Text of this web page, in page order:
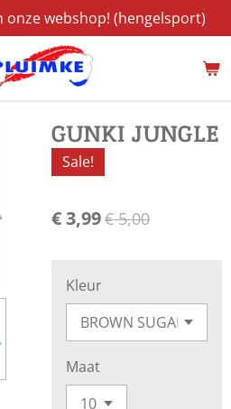
onze webshop! (hengelsport)
GUNKI JUNGLE
Sale!
€ 3,99€ 5,00
Kleur
Maat